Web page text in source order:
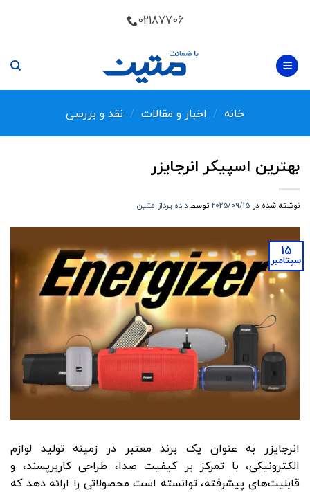
02187706
خانه / اخبار و مقالات / نقد و بررسی
بهترین اسپیکر انرجایزر
نوشته شده در 2025/09/15 توسط داده پرداز متین
15
سپتامبر
انرجایزر به عنوان یک برند معتبر در زمینه تولید لوازم
الکترونیکی، با تمرکز بر کیفیت صدا، طراحی کاربرپسند، و
قابلیت‌های پیشرفته، توانسته است محصولاتی را ارائه دهد که